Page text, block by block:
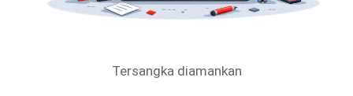
Tersangka diamankan